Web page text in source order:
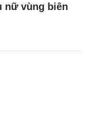
nữ vùng biên